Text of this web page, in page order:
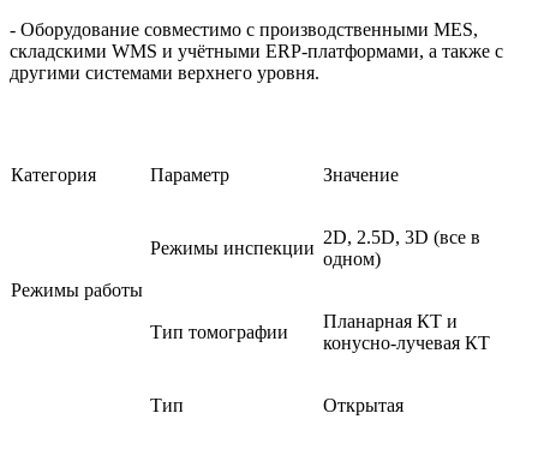
- Оборудование совместимо с производственными MES,
складскими WMS и учётными ERP-платформами, а также с
другими системами верхнего уровня.
Категория Параметр Значение
Режимы работы
Режимы инспекции
2D, 2.5D, 3D (все в
одном)
Тип томографии
Планарная КТ и
конусно-лучевая КТ
Тип Открытая